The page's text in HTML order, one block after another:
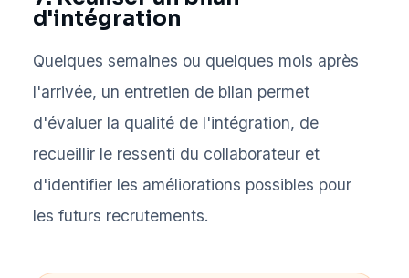
d'intégration
Quelques semaines ou quelques mois après
l'arrivée, un entretien de bilan permet
d'évaluer la qualité de l'intégration, de
recueillir le ressenti du collaborateur et
d'identifier les améliorations possibles pour
les futurs recrutements.